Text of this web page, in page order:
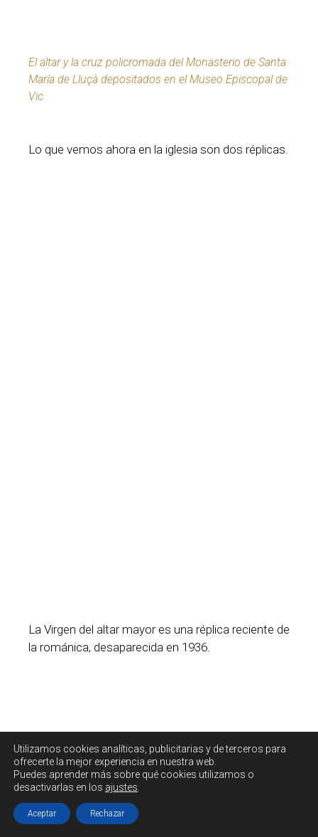
El altar y la cruz policromada del Monasterio de Santa
María de Lluçà depositados en el Museo Episcopal de
Vic
Lo que vemos ahora en la iglesia son dos réplicas.
La Virgen del altar mayor es una réplica reciente de
la románica, desaparecida en 1936.
Utilizamos cookies analíticas, publicitarias y de terceros para
ofrecerte la mejor experiencia en nuestra web.
Puedes aprender más sobre qué cookies utilizamos o
desactivarlas en los ajustes
Aceptar Rechazar